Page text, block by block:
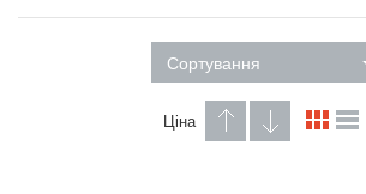
Сортування
Ціна